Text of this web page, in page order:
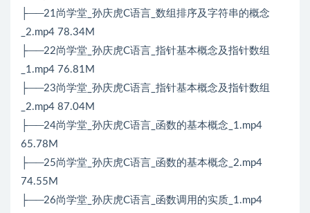
├──21尚学堂_孙庆虎C语言_数组排序及字符串的概念
_2.mp4 78.34M
├──22尚学堂_孙庆虎C语言_指针基本概念及指针数组
_1.mp4 76.81M
├──23尚学堂_孙庆虎C语言_指针基本概念及指针数组
_2.mp4 87.04M
├──24尚学堂_孙庆虎C语言_函数的基本概念_1.mp4
65.78M
├──25尚学堂_孙庆虎C语言_函数的基本概念_2.mp4
74.55M
├──26尚学堂_孙庆虎C语言_函数调用的实质_1.mp4